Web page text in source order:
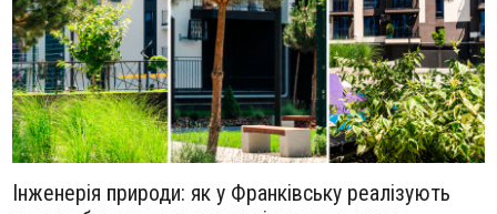
Інженерія природи: як у Франківську реалізують